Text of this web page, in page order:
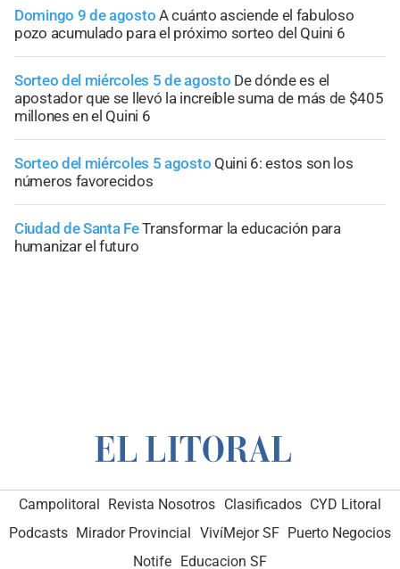
Domingo 9 de agosto A cuánto asciende el fabuloso
pozo acumulado para el próximo sorteo del Quini 6
Sorteo del miércoles 5 de agosto De dónde es el
apostador que se llevó la increíble suma de más de $405
millones en el Quini 6
Sorteo del miércoles 5 agosto Quini 6: estos son los
números favorecidos
Ciudad de Santa FeTransformar la educación para
humanizar el futuro
Campolitoral Revista Nosotros Clasificados CYD Litoral
Podcasts Mirador Provincial VivíMejor SF Puerto Negocios
Notife Educacion SF